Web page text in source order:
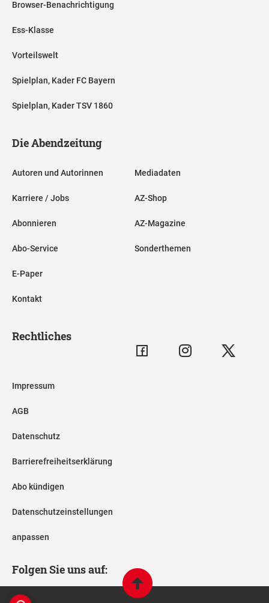
Browser-Benachrichtigung
Ess-Klasse
Vorteilswelt
Spielplan, Kader FC Bayern
Spielplan, Kader TSV 1860
Die Abendzeitung
Autoren und Autorinnen
Karriere / Jobs
Abonnieren
Abo-Service
E-Paper
Kontakt
Mediadaten
AZ-Shop
AZ-Magazine
Sonderthemen
Rechtliches
Impressum
AGB
Datenschutz
Barrierefreiheitserklärung
Abo kündigen
Datenschutzeinstellungen
anpassen
Folgen Sie uns auf: